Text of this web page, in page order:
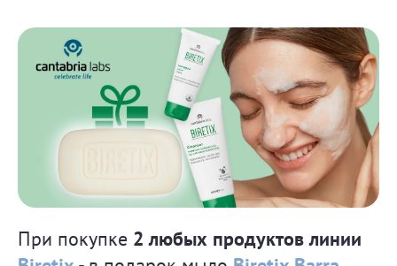
При покупке 2 любых продуктов линии